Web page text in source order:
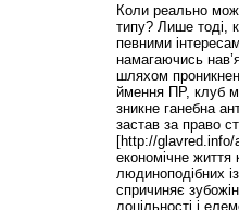
Коли реально
типу? Лише тоді,
певними
намагаючись
шляхом
ймення ПР, клуб
зникне ганебна
застав за право
[http://glavred.info/
економічне життя
людиноподібних
спричиняє
доцільності і